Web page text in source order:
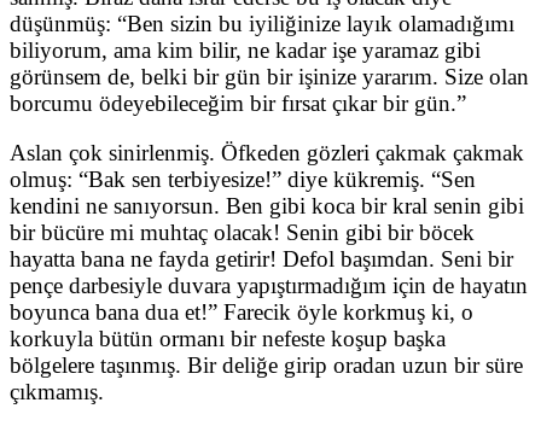
düşünmüş: “Ben sizin bu iyiliğinize layık olamadığımı
biliyorum, ama kim bilir, ne kadar işe yaramaz gibi
görünsem de, belki bir gün bir işinize yararım. Size olan
borcumu ödeyebileceğim bir fırsat çıkar bir gün.”
Aslan çok sinirlenmiş. Öfkeden gözleri çakmak çakmak
olmuş: “Bak sen terbiyesize!” diye kükremiş. “Sen
kendini ne sanıyorsun. Ben gibi koca bir kral senin gibi
bir bücüre mi muhtaç olacak! Senin gibi bir böcek
hayatta bana ne fayda getirir! Defol başımdan. Seni bir
pençe darbesiyle duvara yapıştırmadığım için de hayatın
boyunca bana dua et!” Farecik öyle korkmuş ki, o
korkuyla bütün ormanı bir nefeste koşup başka
bölgelere taşınmış. Bir deliğe girip oradan uzun bir süre
çıkmamış.